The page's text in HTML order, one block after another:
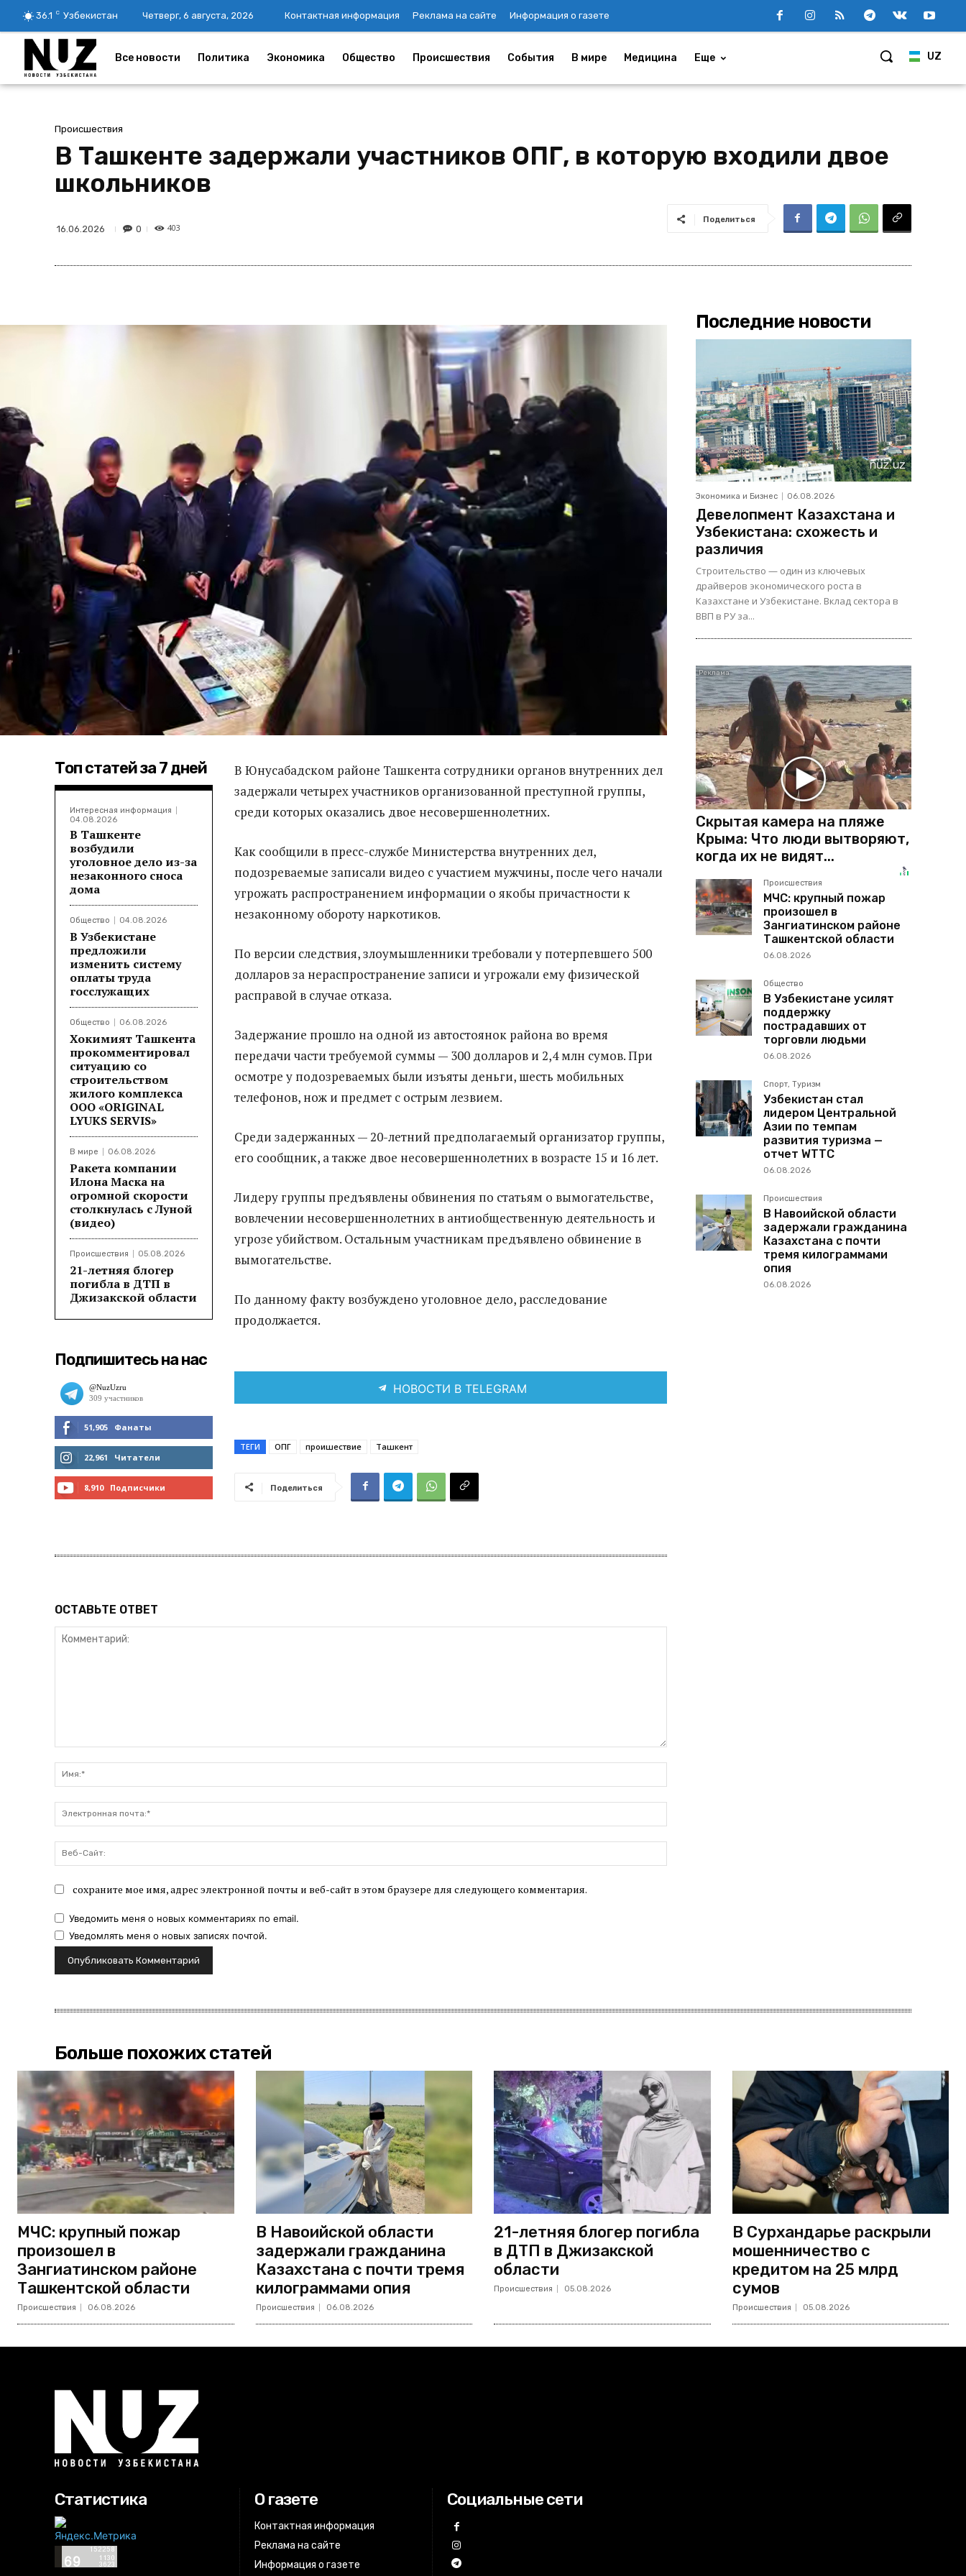
36.1 C Узбекистан Четверг, 6 августа, 2026 Контактная информация Реклама на сайте Информация о газете
UZ
Все новости Политика Экономика Общество Происшествия События В мире Медицина Еще
Происшествия
В Ташкенте задержали участников ОПГ, в которую входили двое
школьников
16.06.2026 0 403
Поделиться
Топ статей за 7 дней
Интересная информация
04.08.2026
В Ташкенте
возбудили
уголовное дело из-за
незаконного сноса
дома
Общество 04.08.2026
В Узбекистане
предложили
изменить систему
оплаты труда
госслужащих
Общество 06.08.2026
Хокимият Ташкента
прокомментировал
ситуацию со
строительством
жилого комплекса
ООО «ORIGINAL
LYUKS SERVIS»
В мире 06.08.2026
Ракета компании
Илона Маска на
огромной скорости
столкнулась с Луной
(видео)
Происшествия 05.08.2026
21-летняя блогер
погибла в ДТП в
Джизакской области
Подпишитесь на нас
51,905 Фанаты
МНЕ НРАВИТСЯ
22,961 Читатели
8,910 Подписчики
В Юнусабадском районе Ташкента сотрудники органов внутренних дел
задержали четырех участников организованной преступной группы,
среди которых оказались двое несовершеннолетних.
Как сообщили в пресс-службе Министерства внутренних дел,
подозреваемые записали видео с участием мужчины, после чего начали
угрожать распространением информации о якобы причастности к
незаконному обороту наркотиков.
По версии следствия, злоумышленники требовали у потерпевшего 500
долларов за нераспространение записи и угрожали ему физической
расправой в случае отказа.
Задержание прошло на одной из автостоянок района во время
передачи части требуемой суммы — 300 долларов и 2,4 млн сумов. При
осмотре у подозреваемых были изъяты деньги, шесть мобильных
телефонов, нож и предмет с острым лезвием.
Среди задержанных — 20-летний предполагаемый организатор группы,
его сообщник, а также двое несовершеннолетних в возрасте 15 и 16 лет.
Лидеру группы предъявлены обвинения по статьям о вымогательстве,
вовлечении несовершеннолетних в антиобщественную деятельность и
угрозе убийством. Остальным участникам предъявлено обвинение в
вымогательстве.
По данному факту возбуждено уголовное дело, расследование
продолжается.
НОВОСТИ В TELEGRAM
ТЕГИ ОПГ проишествие Ташкент
Поделиться
ОСТАВЬТЕ ОТВЕТ
почта:*
Сайт:
сохраните мое имя, адрес электронной почты и веб-сайт в этом браузере для следующего комментария.
Уведомить меня о новых комментариях по email.
Уведомлять меня о новых записях почтой.
Последние новости
Экономика и Бизнес 06.08.2026
Девелопмент Казахстана и
Узбекистана: схожесть и
различия
Строительство — один из ключевых
драйверов экономического роста в
Казахстане и Узбекистане. Вклад сектора в
ВВП в РУ за...
Скрытая камера на пляже
Крыма: Что люди вытворяют,
когда их не видят...
Происшествия
МЧС: крупный пожар
произошел в
Зангиатинском районе
Ташкентской области
06.08.2026
Общество
В Узбекистане усилят
поддержку
пострадавших от
торговли людьми
06.08.2026
Спорт, Туризм
Узбекистан стал
лидером Центральной
Азии по темпам
развития туризма —
отчет WTTC
06.08.2026
Происшествия
В Навоийской области
задержали гражданина
Казахстана с почти
тремя килограммами
опия
06.08.2026
Больше похожих статей
МЧС: крупный пожар
произошел в
Зангиатинском районе
Ташкентской области
Происшествия 06.08.2026
В Навоийской области
задержали гражданина
Казахстана с почти тремя
килограммами опия
Происшествия 06.08.2026
21-летняя блогер погибла
в ДТП в Джизакской
области
Происшествия 05.08.2026
В Сурхандарье раскрыли
мошенничество с
кредитом на 25 млрд
сумов
Происшествия 05.08.2026
Статистика О газете
Контактная информация
Реклама на сайте
Информация о газете
Социальные сети